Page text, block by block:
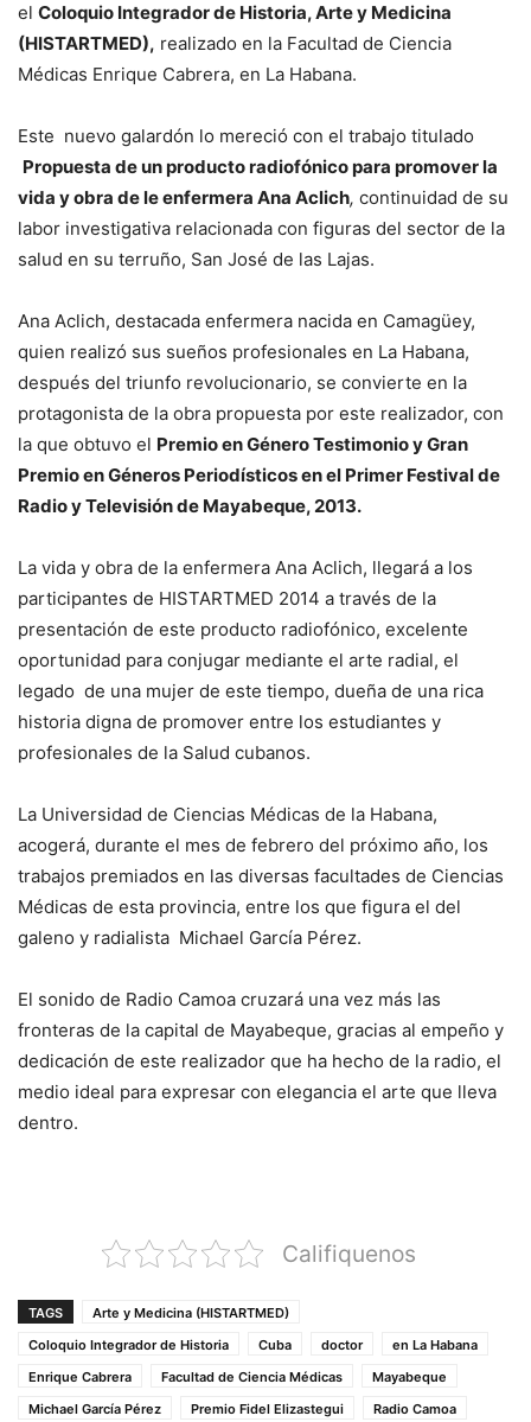
el Coloquio Integrador de Historia, Arte y Medicina
(HISTARTMED), realizado en la Facultad de Ciencia
Médicas Enrique Cabrera, en La Habana.
Este nuevo galardón lo mereció con el trabajo titulado
Propuesta de un producto radiofónico para promover la
vida y obra de le enfermera Ana Aclich, continuidad de su
labor investigativa relacionada con figuras del sector de la
salud en su terruño, San José de las Lajas.
Ana Aclich, destacada enfermera nacida en Camagüey,
quien realizó sus sueños profesionales en La Habana,
después del triunfo revolucionario, se convierte en la
protagonista de la obra propuesta por este realizador, con
la que obtuvo el Premio en Género Testimonio y Gran
Premio en Géneros Periodísticos en el Primer Festival de
Radio y Televisión de Mayabeque, 2013.
La vida y obra de la enfermera Ana Aclich, llegará a los
participantes de HISTARTMED 2014 a través de la
presentación de este producto radiofónico, excelente
oportunidad para conjugar mediante el arte radial, el
legado de una mujer de este tiempo, dueña de una rica
historia digna de promover entre los estudiantes y
profesionales de la Salud cubanos.
La Universidad de Ciencias Médicas de la Habana,
acogerá, durante el mes de febrero del próximo año, los
trabajos premiados en las diversas facultades de Ciencias
Médicas de esta provincia, entre los que figura el del
galeno y radialista Michael García Pérez.
El sonido de Radio Camoa cruzará una vez más las
fronteras de la capital de Mayabeque, gracias al empeño y
dedicación de este realizador que ha hecho de la radio, el
medio ideal para expresar con elegancia el arte que lleva
dentro.
Califiquenos
TAGS
Arte y Medicina (HISTARTMED)
Coloquio Integrador de Historia
Cuba doctor
en La Habana
Enrique Cabrera
Facultad de Ciencia Médicas
Mayabeque
Michael García Pérez
Premio Fidel Elizastegui Radio Camoa